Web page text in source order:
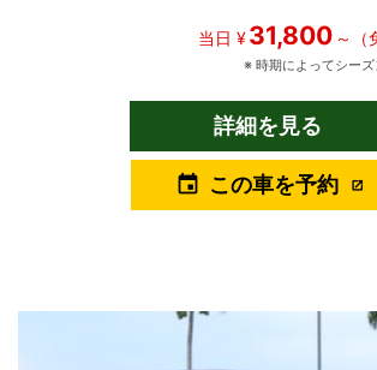
「ディフェンダー」。 その中でも110 SE
された快適性を兼ね備えた、現代的なラグジ
テリアパックを施し、さらにサテンプロテクテ
ったこのモデルは、マットな質感が静かに際立
や海とのコントラストが、唯一無二の存在感を
地と、300PSの力強さが、長距離移動でも疲
当日 ¥31,800 ～（
※ 時期によってシーズ
詳細を見る
event この車を予約